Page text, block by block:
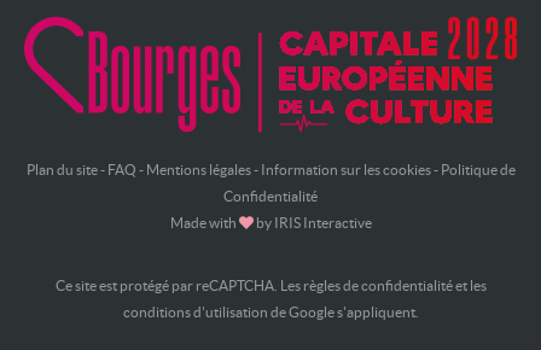
Plan du site- FAQ - Mentions légales- Information sur les cookies- Politique de
Confidentialité
Made with
by IRIS Interactive
Ce site est protégé par reCAPTCHA. Les règles de confidentialitéet les
conditions d'utilisation de Google s'appliquent.